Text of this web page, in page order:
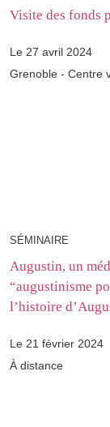
Visite des fonds
Le 27 avril 2024
Grenoble - Centre
SÉMINAIRE
Augustin, un
“augustinisme
l’histoire
Le 21 février 2024
À distance